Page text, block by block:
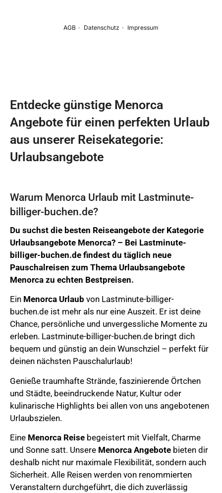
Entdecke günstige Menorca
Angebote für einen perfekten Urlaub
aus unserer Reisekategorie:
Urlaubsangebote
Warum Menorca Urlaub mit Lastminute-
billiger-buchen.de?
Du suchst die besten Reiseangebote der Kategorie
Urlaubsangebote Menorca? – Bei Lastminute-
billiger-buchen.de findest du täglich neue
Pauschalreisen zum Thema Urlaubsangebote
Menorca zu echten Bestpreisen.
Ein Menorca Urlaub von Lastminute-billiger-
buchen.de ist mehr als nur eine Auszeit. Er ist deine
Chance, persönliche und unvergessliche Momente zu
erleben. Lastminute-billiger-buchen.de bringt dich
bequem und günstig an dein Wunschziel – perfekt für
deinen nächsten Pauschalurlaub!
Genieße traumhafte Strände, faszinierende Örtchen
und Städte, beeindruckende Natur, Kultur oder
kulinarische Highlights bei allen von uns angebotenen
Urlaubszielen.
Eine Menorca Reise begeistert mit Vielfalt, Charme
und Sonne satt. Unsere Menorca Angebote bieten dir
deshalb nicht nur maximale Flexibilität, sondern auch
Sicherheit. Alle Reisen werden von renommierten
Veranstaltern durchgeführt, die dich zuverlässig